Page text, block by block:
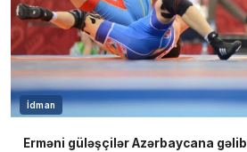
İdman
Erməni güləşçilər Azərbaycana gəlib